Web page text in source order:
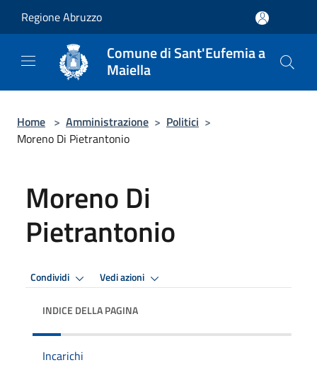
Regione Abruzzo
Comune di Sant'Eufemia a
Maiella
Home > Amministrazione > Politici >
Moreno Di Pietrantonio
Moreno Di
Pietrantonio
Condividi Vedi azioni
INDICE DELLA PAGINA
Incarichi